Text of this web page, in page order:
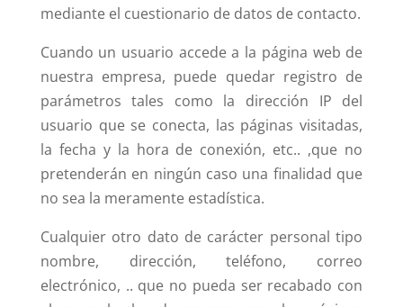
mediante el cuestionario de datos de contacto.
Cuando un usuario accede a la página web de
nuestra empresa, puede quedar registro de
parámetros tales como la dirección IP del
usuario que se conecta, las páginas visitadas,
la fecha y la hora de conexión, etc.. ,que no
pretenderán en ningún caso una finalidad que
no sea la meramente estadística.
Cualquier otro dato de carácter personal tipo
nombre, dirección, teléfono, correo
electrónico, .. que no pueda ser recabado con